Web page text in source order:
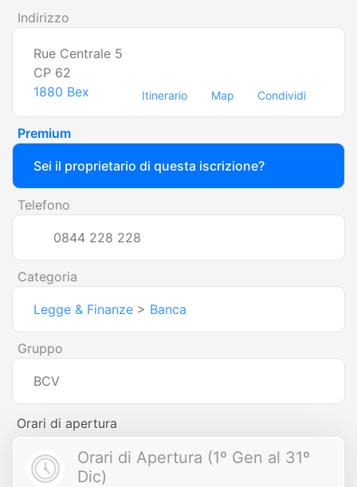
Indirizzo
Rue Centrale 5
CP 62
1880 Bex Itinerario Map Condividi
Premium
Sei il proprietario di questa iscrizione?
Telefono
0844 228 228
Categoria
Legge & Finanze > Banca
Gruppo
BCV
Orari di apertura
Orari di Apertura (1º Gen al 31º
Dic)